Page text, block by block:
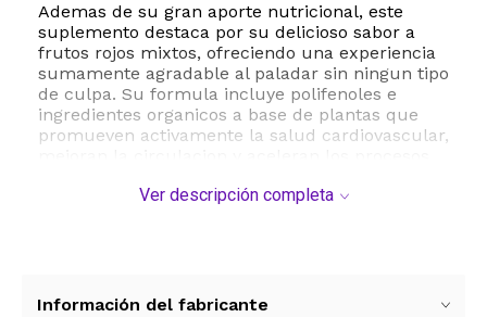
Ademas de su gran aporte nutricional, este
suplemento destaca por su delicioso sabor a
frutos rojos mixtos, ofreciendo una experiencia
sumamente agradable al paladar sin ningun tipo
de culpa. Su formula incluye polifenoles e
ingredientes organicos a base de plantas que
promueven activamente la salud cardiovascular,
ideal para adultos activos que buscan mantener
llevar facilita su consumo en cualquier
Ver descripción completa
Información del fabricante